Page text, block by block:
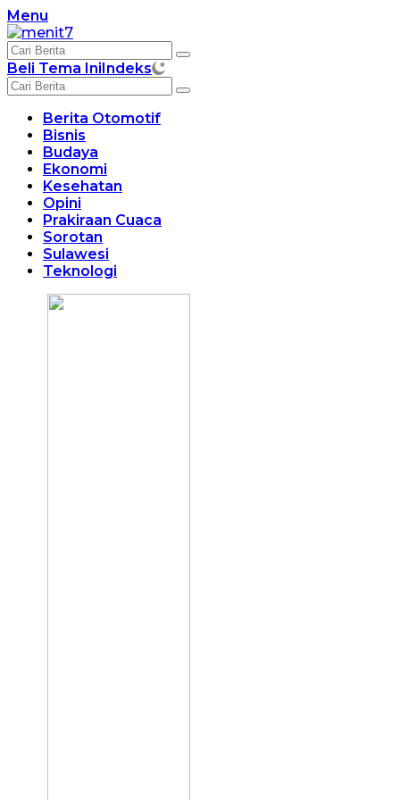
Langsung
ke
konten
Menu
Beli Tema IniIndeks
Berita Otomotif
Bisnis
Budaya
Ekonomi
Kesehatan
Opini
Prakiraan Cuaca
Sorotan
Sulawesi
Teknologi